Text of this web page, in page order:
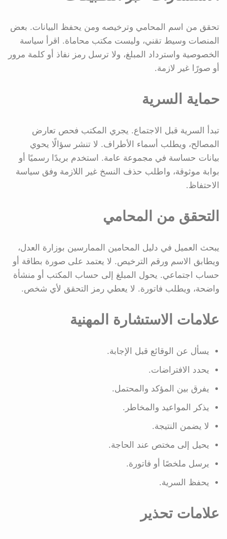
تحقق من اسم المحامي وترخيصه ومن يحفظ البيانات. بعض
المنصات وسيط تقني، وليست مكتب محاماة. اقرأ سياسة
الخصوصية واسترداد المبلغ، ولا ترسل رمز نفاذ أو كلمة مرور
أو صورًا غير لازمة.
حماية السرية
تبدأ السرية قبل الاجتماع. يجري المكتب فحص تعارض
المصالح، ويطلب أسماء الأطراف. لا تنشر سؤالًا يحوي
بيانات حساسة في مجموعة عامة. استخدم بريدًا رسميًا أو
بوابة موثوقة، واطلب حذف النسخ غير اللازمة وفق سياسة
الاحتفاظ.
التحقق من المحامي
يبحث العميل في دليل المحامين الممارسين بوزارة العدل،
ويطابق الاسم ورقم الترخيص. لا يعتمد على صورة بطاقة أو
حساب اجتماعي. يحول المبلغ إلى حساب المكتب أو منشأة
واضحة، ويطلب فاتورة. لا يعطي رمز التحقق لأي شخص.
علامات الاستشارة المهنية
يسأل عن الوقائع قبل الإجابة.
يحدد الافتراضات.
يفرق بين المؤكد والمحتمل.
يذكر المواعيد والمخاطر.
لا يضمن النتيجة.
يحيل إلى مختص عند الحاجة.
يرسل ملخصًا أو فاتورة.
يحفظ السرية.
علامات تحذير